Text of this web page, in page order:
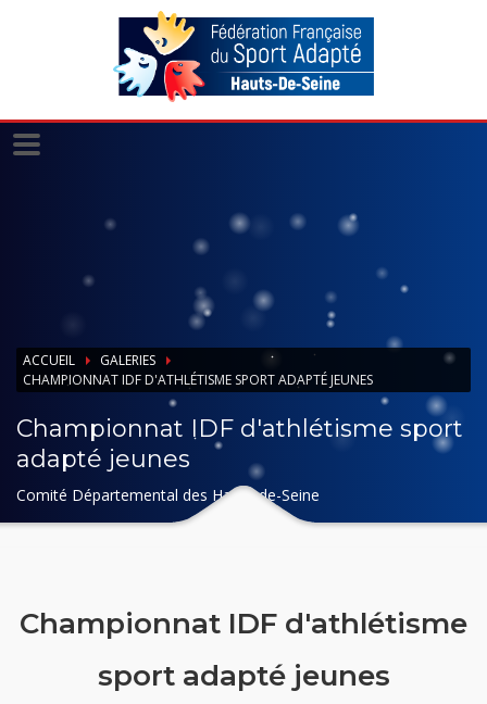
ACCUEIL
GALERIES
CHAMPIONNAT IDF D'ATHLÉTISME SPORT ADAPTÉ JEUNES
Championnat IDF d'athlétisme sport
adapté jeunes
Comité Départemental des Hauts-de-Seine
Championnat IDF d'athlétisme
sport adapté jeunes
Panneau de gestion des cookies